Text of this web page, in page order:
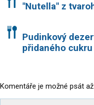
"Nutella" z
Pudinkový
přidaného cukru
Komentáře je možné psát